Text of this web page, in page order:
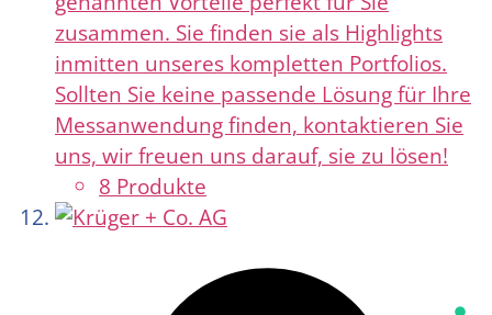
zusammen. Sie finden sie als Highlights
inmitten unseres kompletten Portfolios.
Sollten Sie keine passende Lösung für Ihre
Messanwendung finden, kontaktieren Sie
uns, wir freuen uns darauf, sie zu lösen!
8 Produkte